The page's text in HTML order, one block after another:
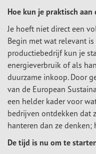
Hoe kun je praktisch aan
Je hoeft niet direct een
Begin met wat relevant
productiebedrijf kun je
energieverbruik of als
duurzame inkoop. Door
van de European
een helder kader voor
bedrijven ontdekken dat
hanteren dan ze
De tijd is nu om te